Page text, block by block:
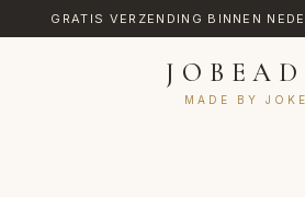
GRATIS VERZENDING BINNEN
MADE BY JOKE